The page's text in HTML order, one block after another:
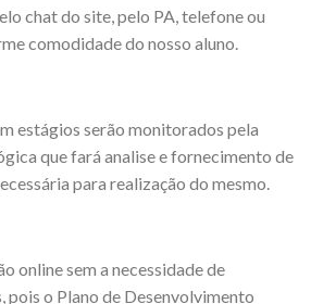
chat do site, pelo PA, telefone ou
comodidade do nosso aluno.
estágios serão monitorados pela
que fará analise e fornecimento de
para realização do mesmo.
online sem a necessidade de
pois o Plano de Desenvolvimento